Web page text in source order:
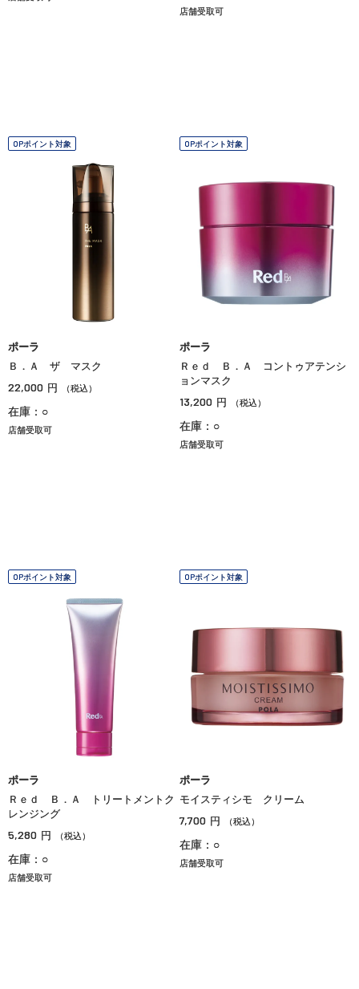
店舗受取可
OPポイント対象
ポーラ
Ｂ．Ａ ザ マスク
22,000 円 （税込）
在庫：○
店舗受取可
OPポイント対象
ポーラ
Ｒｅｄ Ｂ．Ａ コントゥアテンシ
ョンマスク
13,200 円 （税込）
在庫：○
店舗受取可
OPポイント対象
ポーラ
Ｒｅｄ Ｂ．Ａ トリートメントク
レンジング
5,280 円 （税込）
在庫：○
店舗受取可
OPポイント対象
ポーラ
モイスティシモ クリーム
7,700 円 （税込）
在庫：○
店舗受取可